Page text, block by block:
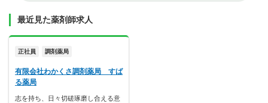
最近見た薬剤師求人
正社員 調剤薬局
有限会社わかくさ調剤薬局 すば
る薬局
志を持ち、日々切磋琢磨し合える意